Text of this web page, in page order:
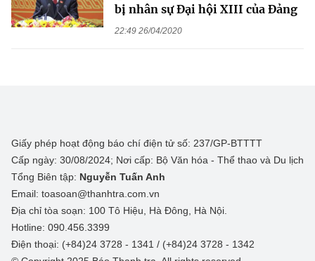
bị nhân sự Đại hội XIII của Đảng
22:49 26/04/2020
Giấy phép hoạt động báo chí điện tử số: 237/GP-BTTTT
Cấp ngày: 30/08/2024; Nơi cấp: Bộ Văn hóa - Thể thao và Du lịch
Tổng Biên tập: Nguyễn Tuấn Anh
Email: toasoan@thanhtra.com.vn
Địa chỉ tòa soạn: 100 Tô Hiệu, Hà Đông, Hà Nội.
Hotline: 090.456.3399
Điện thoại: (+84)24 3728 - 1341 / (+84)24 3728 - 1342